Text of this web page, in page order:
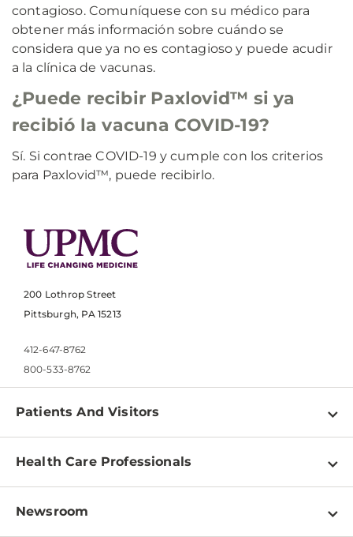
contagioso. Comuníquese con su médico para
obtener más información sobre cuándo se
considera que ya no es contagioso y puede acudir
a la clínica de vacunas.
¿Puede recibir Paxlovid™ si ya
recibió la vacuna COVID-19?
Sí. Si contrae COVID-19 y cumple con los criterios
para Paxlovid™, puede recibirlo.
200 Lothrop Street
Pittsburgh, PA 15213
412-647-8762
800-533-8762
Patients And Visitors
Find a Doctor
Pay a Bill
Health Care Professionals
Physician Information
Newsroom